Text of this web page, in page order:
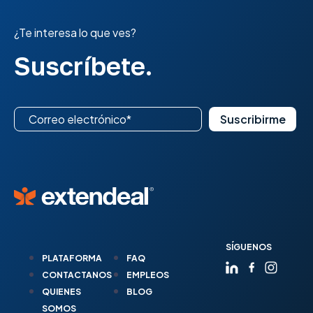
¿Te interesa lo que ves?
Suscríbete.
PLATAFORMA
CONTACTANOS
QUIENES
SOMOS
FAQ
EMPLEOS
BLOG
SÍGUENOS